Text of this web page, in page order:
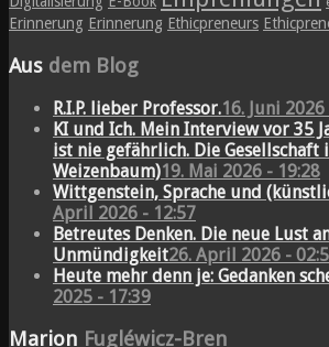
Erinnerung Erinnerung Ethicpreneurs
Aus dem Blog
R.I.P. lieber Professor.16. Juni
KI und Ich. Mein Interview vor 35
ist nie gefährlich. Die Gesellschaft
Weizenbaum)19. Mai 2026 - 19:28
Wittgenstein, Sprache und
April 2026 - 12:57
Betreutes Denken. Die neue Lust
Unmündigkeit26. April 2026 -
Heute mehr denn je: Gedanken
2025 - 17:39
Marion Fugléwicz-Bren